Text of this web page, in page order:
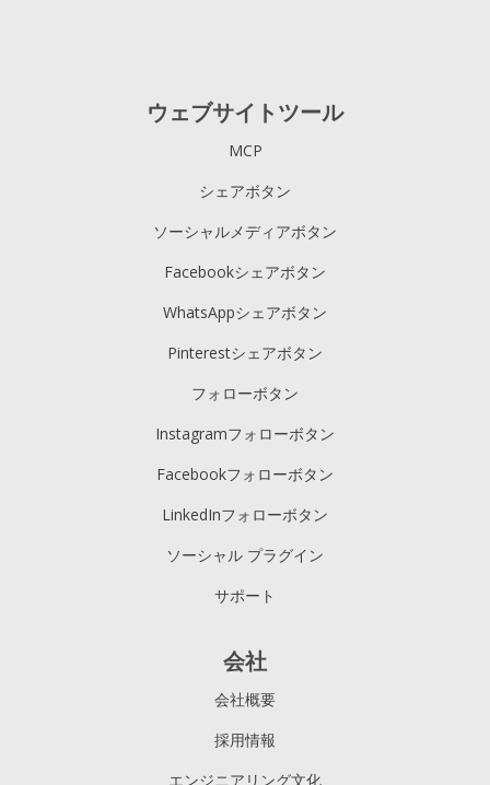
ウェブサイトツール
MCP
シェアボタン
ソーシャルメディアボタン
Facebookシェアボタン
WhatsAppシェアボタン
Pinterestシェアボタン
フォローボタン
Instagramフォローボタン
Facebookフォローボタン
LinkedInフォローボタン
ソーシャル プラグイン
サポート
会社
会社概要
採用情報
エンジニアリング文化